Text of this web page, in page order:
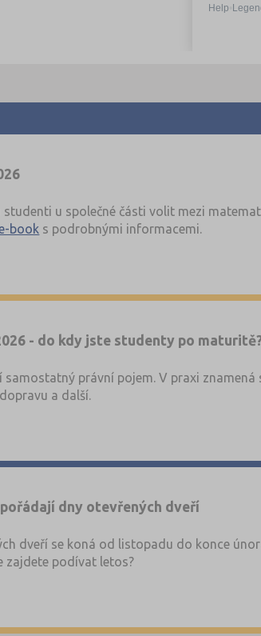
studenti u společné části volit mezi
book s podrobnými informacemi.
- do kdy jste studenty po
samostatný právní pojem. V praxi
a další.
dny otevřených dveří
dveří se koná od listopadu do konce
zajdete podívat letos?